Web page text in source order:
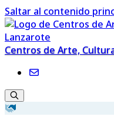
Saltar al contenido
Centros de Arte,